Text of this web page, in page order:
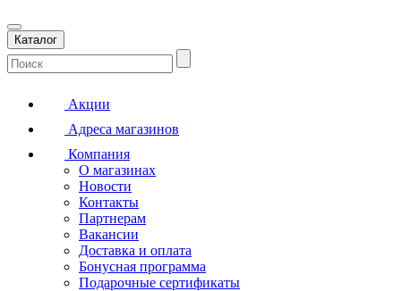
Каталог
Акции
Адреса магазинов
Компания
О магазинах
Новости
Контакты
Партнерам
Вакансии
Доставка и оплата
Бонусная программа
Подарочные сертификаты